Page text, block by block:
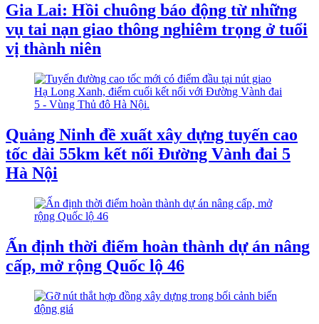
Gia Lai: Hồi chuông báo động từ những
vụ tai nạn giao thông nghiêm trọng ở tuổi
vị thành niên
Quảng Ninh đề xuất xây dựng tuyến cao
tốc dài 55km kết nối Đường Vành đai 5
Hà Nội
Ấn định thời điểm hoàn thành dự án nâng
cấp, mở rộng Quốc lộ 46